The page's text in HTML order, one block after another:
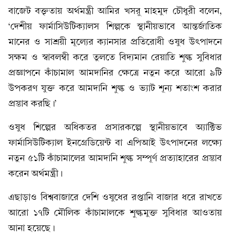
বাজেট বক্তৃতায় অর্থমন্ত্রী আমির খসরু মাহমুদ চৌধুরী বলেন,
‘দেশীয় ফার্মাসিউটিক্যালস শিল্পকে স্থানীয়ভাবে আন্তর্জাতিক
মানের ও সাশ্রয়ী মূল্যের ক্যানসার প্রতিরোধী ওষুধ উৎপাদনে
সক্ষম ও স্বাবলম্বী করে তুলতে বিদ্যমান রেয়াতি শুল্ক সুবিধার
প্রজ্ঞাপনে কাঁচামাল আমদানির ক্ষেত্রে নতুন করে আরো ৯টি
উপকরণ যুক্ত করে আমদানি শুল্ক ও ভ্যাট শূন্য শতাংশ করার
প্রস্তাব করছি।’
ওষুধ শিল্পের অধিকতর প্রসারকল্পে স্থানীয়ভাবে অ্যাক্টিভ
ফার্মাসিউটিক্যাল ইনগ্রেডিয়েন্ট বা এপিআই উৎপাদনের লক্ষ্যে
নতুন ৫১টি কাঁচামালের আমদানি শুল্ক সম্পূর্ণ প্রত্যাহারের প্রস্তাব
করেন অর্থমন্ত্রী।
এছাড়াও বিশ্ববাজারে দেশি ওষুধের রপ্তানি বাজার ধরে রাখতে
আরো ১৭টি মৌলিক কাঁচামালকে শুল্কমুক্ত সুবিধার আওতায়
আনা হয়েছে।